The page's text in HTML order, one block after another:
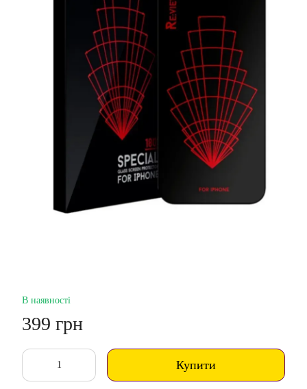
В наявності
399 грн
Купити